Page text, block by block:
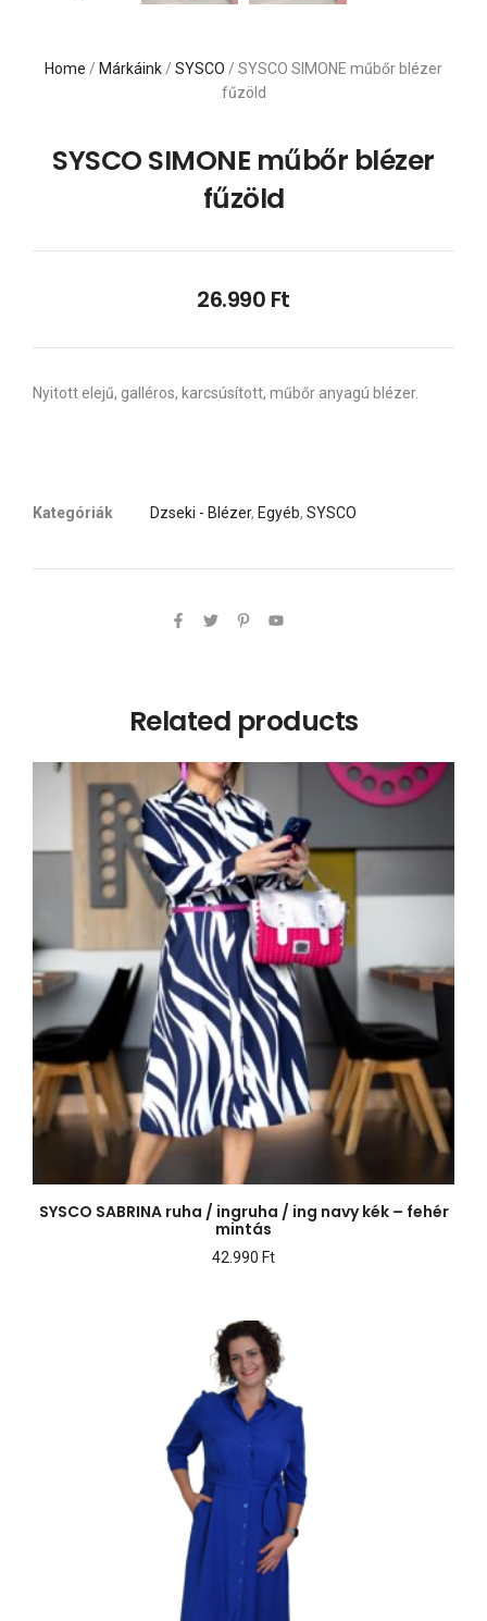
Home / Márkáink / SYSCO / SYSCO SIMONE műbőr blézer
fűzöld
SYSCO SIMONE műbőr blézer
fűzöld
26.990 Ft
Nyitott elejű, galléros, karcsúsított, műbőr anyagú blézer.
Kategóriák Dzseki - Blézer, Egyéb, SYSCO
Related products
SYSCO SABRINA ruha / ingruha / ing navy kék – fehér
mintás
42.990 Ft